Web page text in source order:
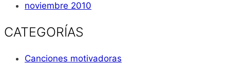
noviembre 2010
CATEGORÍAS
Canciones motivadoras